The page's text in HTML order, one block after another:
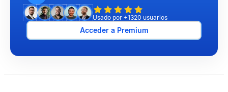
Usado por +1320 usuarios
Acceder a Premium